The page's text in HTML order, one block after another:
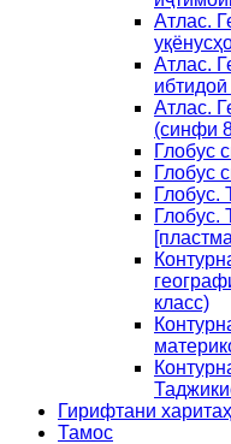
Атлас.
Атлас.
Атлас.
(синфи
Глобус
Глобус
Глобус.
Глобус.
класс)
Гирифтани
Тамос